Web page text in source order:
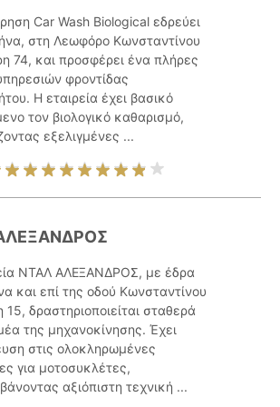
Car Wash Biological εδρεύει
στη Λεωφόρο Κωνσταντίνου
74, και προσφέρει ένα πλήρες
φροντίδας
Η εταιρεία έχει βασικό
τον βιολογικό καθαρισμό,
εξελιγμένες ...
ΝΤΑΛ ΑΛΕΞΑΝΔΡΟΣ, με έδρα
και επί της οδού Κωνσταντίνου
δραστηριοποιείται σταθερά
της μηχανοκίνησης. Έχει
στις ολοκληρωμένες
για μοτοσυκλέτες,
αξιόπιστη τεχνική ...